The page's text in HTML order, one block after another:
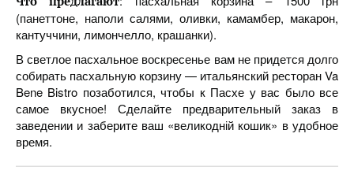
(панеттоне, наполи салями, оливки, камамбер, макарон,
кантуччини, лимончелло, крашанки).
В светлое пасхальное воскресенье вам не придется долго
собирать пасхальную корзину — итальянский ресторан Va
Bene Bistro позаботился, чтобы к Пасхе у вас было все
самое вкусное! Сделайте предварительный заказ в
заведении и заберите ваш «великодній кошик» в удобное
время.